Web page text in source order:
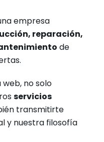
empresa
reparación,
de
no solo
servicios
transmitirte
y nuestra filosofía